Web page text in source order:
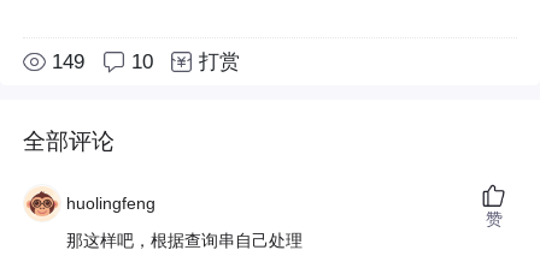
149 10 打赏
全部评论
huolingfeng
那这样吧，根据查询串自己处理
赞